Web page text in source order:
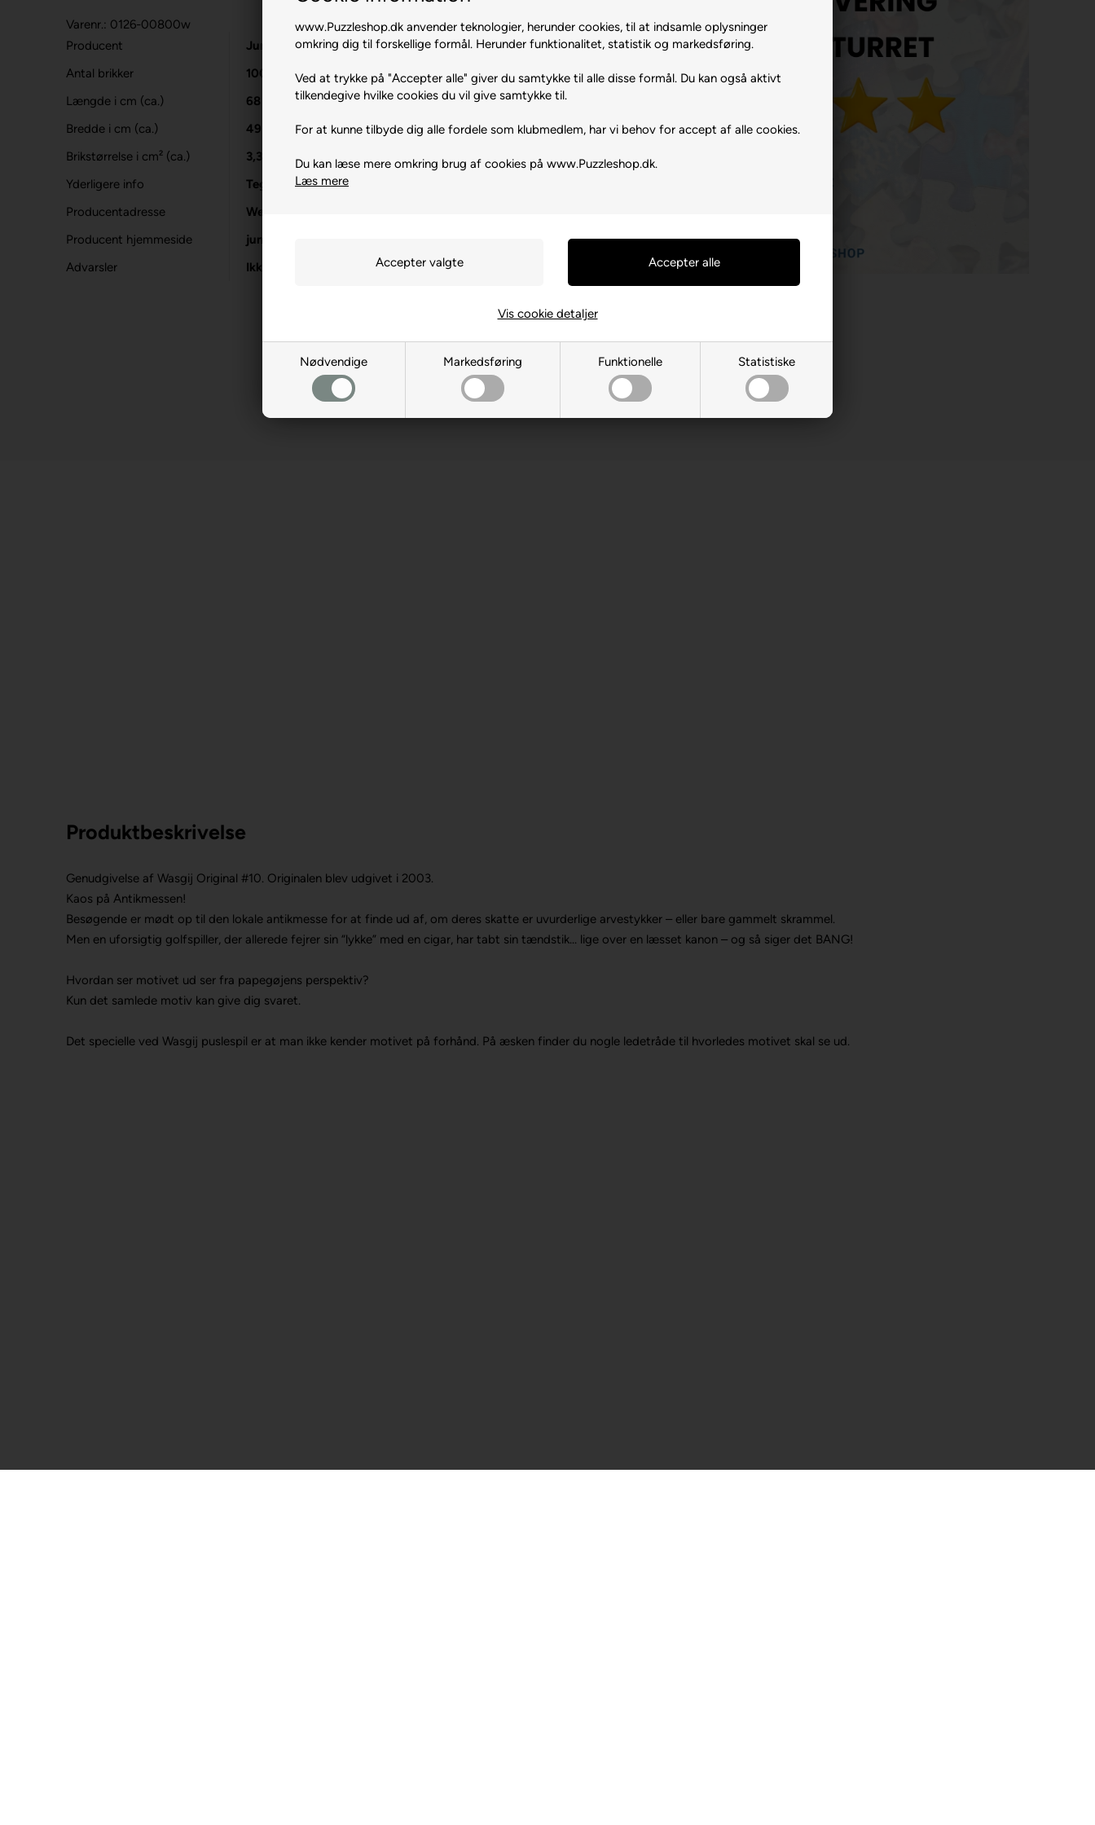
www.Puzzleshop.dk anvender teknologier, herunder cookies, til at indsamle oplysninger
omkring dig til forskellige formål. Herunder funktionalitet, statistik og markedsføring.
Ved at trykke på "Accepter alle" giver du samtykke til alle disse formål. Du kan også aktivt
tilkendegive hvilke cookies du vil give samtykke til.
For at kunne tilbyde dig alle fordele som klubmedlem, har vi behov for accept af alle cookies.
Du kan læse mere omkring brug af cookies på www.Puzzleshop.dk.
Læs mere
Nødvendige Markedsføring Funktionelle Statistiske
Vis cookie detaljer
Varenr.: 0126-00800w
Producent
Jumbo
Antal brikker
1000
Længde i cm (ca.)
68
Bredde i cm (ca.)
49
Brikstørrelse i cm² (ca.)
3,3
Yderligere info
Tegnet af Graham Thompson
Producentadresse
Westzijde 184, NL-1506 EK Zaandam
Producent hjemmeside
jumboplay.com
Advarsler
Ikke til børn under 3 år. Indeholder små dele.
Produktbeskrivelse
Genudgivelse af Wasgij Original #10. Originalen blev udgivet i 2003.
Kaos på Antikmessen!
Besøgende er mødt op til den lokale antikmesse for at finde ud af, om deres skatte er uvurderlige arvestykker – eller bare gammelt skrammel.
Men en uforsigtig golfspiller, der allerede fejrer sin “lykke” med en cigar, har tabt sin tændstik... lige over en læsset kanon – og så siger det BANG!
Hvordan ser motivet ud ser fra papegøjens perspektiv?
Kun det samlede motiv kan give dig svaret.
Det specielle ved Wasgij puslespil er at man ikke kender motivet på forhånd. På æsken finder du nogle ledetråde til hvorledes motivet skal se ud.